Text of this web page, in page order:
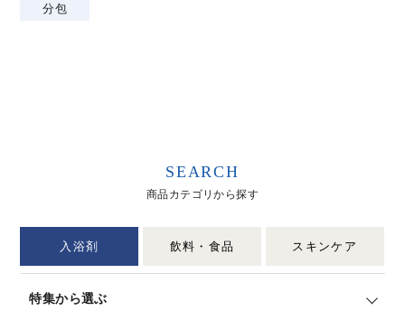
分包
SEARCH
商品カテゴリから探す
入浴剤 飲料・食品 スキンケア
特集から選ぶ